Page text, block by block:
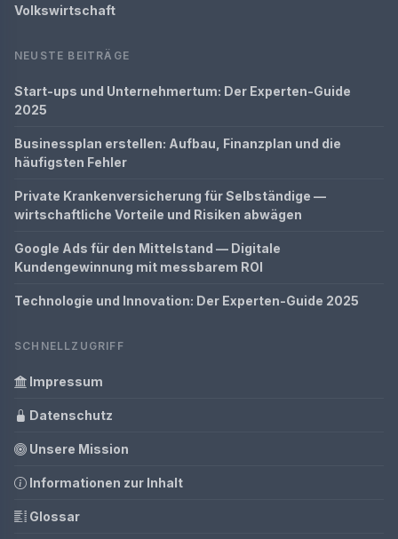
Volkswirtschaft
NEUSTE BEITRÄGE
Start-ups und Unternehmertum: Der Experten-Guide
2025
Businessplan erstellen: Aufbau, Finanzplan und die
häufigsten Fehler
Private Krankenversicherung für Selbständige —
wirtschaftliche Vorteile und Risiken abwägen
Google Ads für den Mittelstand — Digitale
Kundengewinnung mit messbarem ROI
Technologie und Innovation: Der Experten-Guide 2025
SCHNELLZUGRIFF
Impressum
Datenschutz
Unsere Mission
Informationen zur Inhalt
Glossar